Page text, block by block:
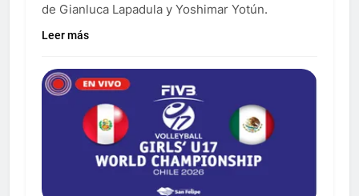
de Gianluca Lapadula y Yoshimar Yotún.
Leer más